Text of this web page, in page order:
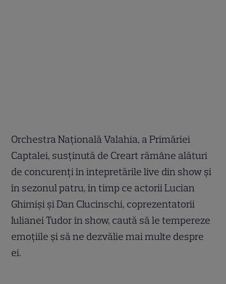
Orchestra Naţională Valahia, a Primăriei
Captalei, susţinută de Creart rămâne alături
de concurenţi în intepretările live din show şi
în sezonul patru, în timp ce actorii Lucian
Ghimişi şi Dan Clucinschi, coprezentatorii
Iulianei Tudor în show, caută să le tempereze
emoţiile şi să ne dezvălie mai multe despre
ei.